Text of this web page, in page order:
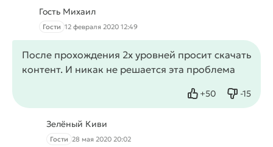
Гость Михаил
Гости 12 февраля 2020 12:49
После прохождения 2х уровней просит скачать
контент. И никак не решается эта проблема
+50
Нравится -15
Не
Зелёный Киви
Гости 28 мая 2020 20:02